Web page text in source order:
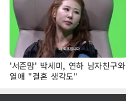
'서준맘' 박세미, 연하 남자친구와
열애 "결혼 생각도"